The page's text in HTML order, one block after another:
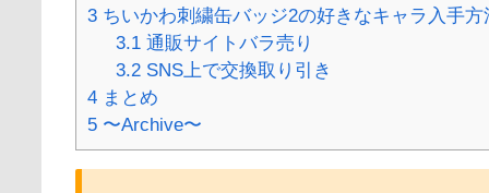
3 ちいかわ刺繍缶バッジ2の好きなキャラ入手方
3.1通販サイトバラ売り
3.2SNS上で交換取り引き
4 まとめ
5 〜Archive〜